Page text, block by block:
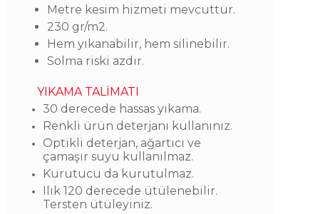
Metre kesim hizmeti mevcuttur.
230 gr/m2.
Hem yıkanabilir, hem silinebilir.
Solma riski azdır.
YIKAMA TALİMATI
30 derecede hassas yıkama.
Renkli ürün deterjanı kullanınız.
Optikli deterjan, ağartıcı ve
çamaşır suyu kullanılmaz.
Kurutucu da kurutulmaz.
Ilık 120 derecede ütülenebilir.
Tersten ütüleyiniz.